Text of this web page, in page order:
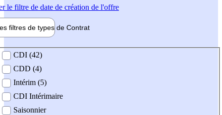
le filtre de date de création de l'offre
filtres de types de Contrat
contrat
CDI (42)
CDD (4)
Intérim (5)
CDI Intérimaire
Saisonnier